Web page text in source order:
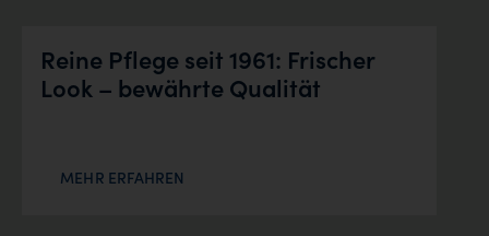
Reine Pflege seit 1961: Frischer
Look – bewährte Qualität
MEHR ERFAHREN